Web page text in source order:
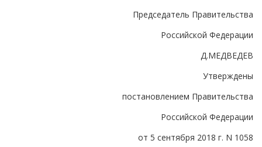
Председатель Правительства
Российской Федерации
Д.МЕДВЕДЕВ
Утверждены
постановлением Правительства
Российской Федерации
от 5 сентября 2018 г. N 1058